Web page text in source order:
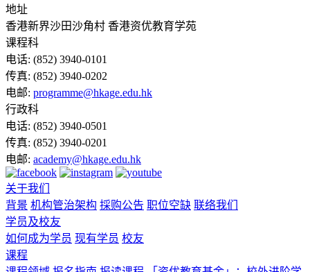
地址
香港新界沙田沙角村 香港资优教育学苑
课程科
电话: (852) 3940-0101
传真: (852) 3940-0202
电邮: programme@hkage.edu.hk
行政科
电话: (852) 3940-0501
传真: (852) 3940-0201
电邮: academy@hkage.edu.hk
关于我们
背景 机构管治架构 採购公告 职位空缺 联络我们
学员及校友
如何成为学员 现有学员 校友
课程